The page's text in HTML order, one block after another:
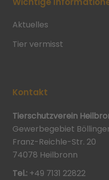
Aktuelles
Tier vermisst
Kontakt
Tierschutzverein
Gewerbegebiet
Franz-Reichle-Str. 20
74078 Heilbronn
Tel.: +49 7131 22822